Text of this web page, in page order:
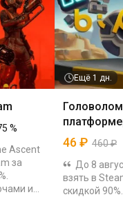
%
Ascent
за
и
Ещё 1 дн.
46₽ 460₽
До 8
взять в
скидкой